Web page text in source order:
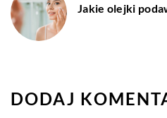
Jakie olejki
DODAJ